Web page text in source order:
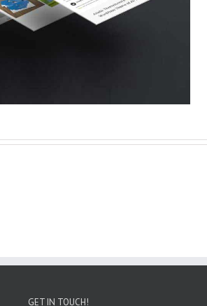
GET IN TOUCH!